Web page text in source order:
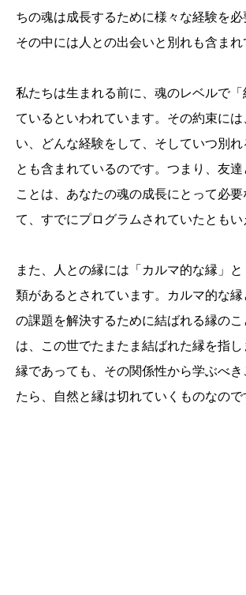
ちの魂は成長するために様々な経験を必
その中には人との出会いと別れも含まれ
私たちは生まれる前に、魂のレベルで「
ているといわれています。その約束に
い、どんな経験をして、そしていつ別れ
とも含まれているのです。つまり、友
ことは、あなたの魂の成長にとって必要
て、すでにプログラムされていたともい
また、人との縁には「カルマ的な縁」
類があるとされています。カルマ的な縁
の課題を解決するために結ばれる縁の
は、この世でたまたま結ばれた縁を指
縁であっても、その関係性から学ぶべき
たら、自然と縁は切れていくものなので